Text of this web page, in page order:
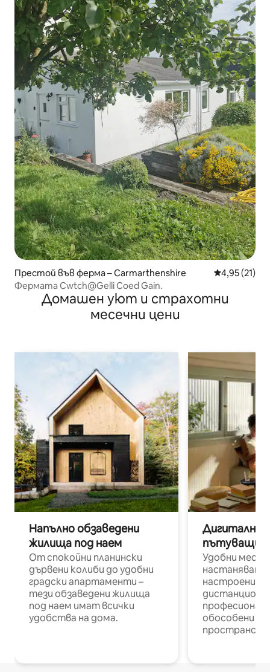
Престой във ферма – Carmarthenshire Средна
4,95 (21)
Фермата Cwtch@Gelli Coed Gain.
Домашен уют и страхотни
месечни цени
Напълно обзаведени
жилища под наем
От спокойни планински
дървени колиби до удобни
градски апартаменти –
тези обзаведени жилища
под наем имат всички
удобства на дома.
Дигитални
пътуващи
Удобни
настаняване
настроени и
обособени